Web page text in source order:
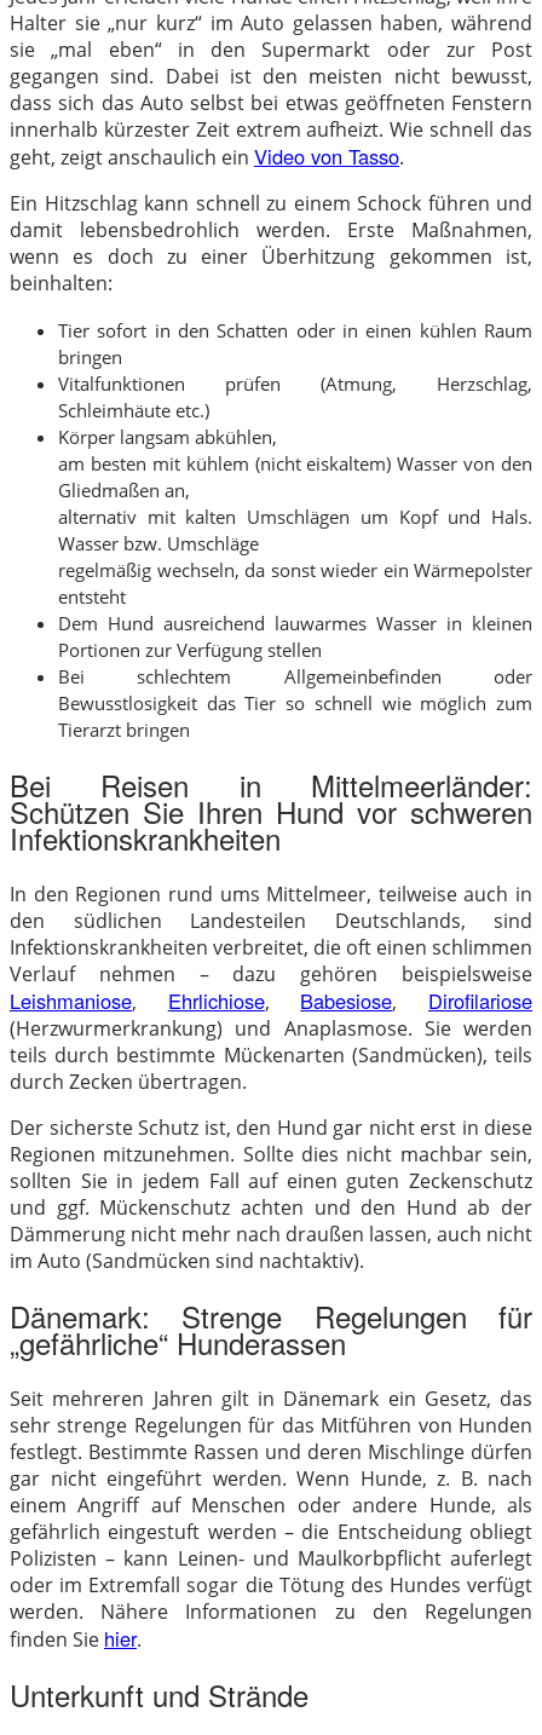
Halter sie „nur kurz“ im Auto gelassen haben, während
sie „mal eben“ in den Supermarkt oder zur Post
gegangen sind. Dabei ist den meisten nicht bewusst,
dass sich das Auto selbst bei etwas geöffneten Fenstern
innerhalb kürzester Zeit extrem aufheizt. Wie schnell das
geht, zeigt anschaulich ein Video von Tasso.
Ein Hitzschlag kann schnell zu einem Schock führen und
damit lebensbedrohlich werden. Erste Maßnahmen,
wenn es doch zu einer Überhitzung gekommen ist,
beinhalten:
Tier sofort in den Schatten oder in einen kühlen Raum
bringen
Vitalfunktionen prüfen (Atmung, Herzschlag,
Schleimhäute etc.)
Körper langsam abkühlen,
am besten mit kühlem (nicht eiskaltem) Wasser von den
Gliedmaßen an,
alternativ mit kalten Umschlägen um Kopf und Hals.
Wasser bzw. Umschläge
regelmäßig wechseln, da sonst wieder ein Wärmepolster
entsteht
Dem Hund ausreichend lauwarmes Wasser in kleinen
Portionen zur Verfügung stellen
Bei schlechtem Allgemeinbefinden oder
Bewusstlosigkeit das Tier so schnell wie möglich zum
Tierarzt bringen
Bei Reisen in Mittelmeerländer:
Schützen Sie Ihren Hund vor schweren
Infektionskrankheiten
In den Regionen rund ums Mittelmeer, teilweise auch in
den südlichen Landesteilen Deutschlands, sind
Infektionskrankheiten verbreitet, die oft einen schlimmen
Verlauf nehmen – dazu gehören beispielsweise
Leishmaniose, Ehrlichiose, Babesiose, Dirofilariose
(Herzwurmerkrankung) und Anaplasmose. Sie werden
teils durch bestimmte Mückenarten (Sandmücken), teils
durch Zecken übertragen.
Der sicherste Schutz ist, den Hund gar nicht erst in diese
Regionen mitzunehmen. Sollte dies nicht machbar sein,
sollten Sie in jedem Fall auf einen guten Zeckenschutz
und ggf. Mückenschutz achten und den Hund ab der
Dämmerung nicht mehr nach draußen lassen, auch nicht
im Auto (Sandmücken sind nachtaktiv).
Dänemark: Strenge Regelungen für
„gefährliche“ Hunderassen
Seit mehreren Jahren gilt in Dänemark ein Gesetz, das
sehr strenge Regelungen für das Mitführen von Hunden
festlegt. Bestimmte Rassen und deren Mischlinge dürfen
gar nicht eingeführt werden. Wenn Hunde, z. B. nach
einem Angriff auf Menschen oder andere Hunde, als
gefährlich eingestuft werden – die Entscheidung obliegt
Polizisten – kann Leinen- und Maulkorbpflicht auferlegt
oder im Extremfall sogar die Tötung des Hundes verfügt
werden. Nähere Informationen zu den Regelungen
finden Sie hier.
Unterkunft und Strände